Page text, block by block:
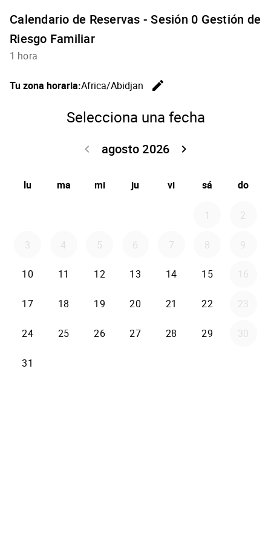
Calendario de Reservas - Sesión 0 Gestión de
Riesgo Familiar
1 hora
Tu zona horaria:Africa/Abidjan
edit
Selecciona una fecha
agosto 2026
keyboard_arrow_left
keyboard_arrow_right
lu ma mi ju vi sá do
1 2
3 4 5 6 7 8 9
10 11 12 13 14 15 16
17 18 19 20 21 22 23
24 25 26 27 28 29 30
31